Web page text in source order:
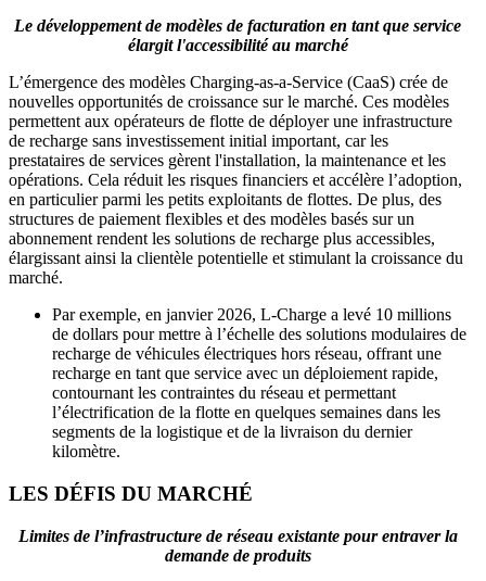
Le développement de modèles de facturation en tant que service
élargit l'accessibilité au marché
L’émergence des modèles Charging-as-a-Service (CaaS) crée de
nouvelles opportunités de croissance sur le marché. Ces modèles
permettent aux opérateurs de flotte de déployer une infrastructure
de recharge sans investissement initial important, car les
prestataires de services gèrent l'installation, la maintenance et les
opérations. Cela réduit les risques financiers et accélère l’adoption,
en particulier parmi les petits exploitants de flottes. De plus, des
structures de paiement flexibles et des modèles basés sur un
abonnement rendent les solutions de recharge plus accessibles,
élargissant ainsi la clientèle potentielle et stimulant la croissance du
marché.
Par exemple, en janvier 2026, L-Charge a levé 10 millions
de dollars pour mettre à l’échelle des solutions modulaires de
recharge de véhicules électriques hors réseau, offrant une
recharge en tant que service avec un déploiement rapide,
contournant les contraintes du réseau et permettant
l’électrification de la flotte en quelques semaines dans les
segments de la logistique et de la livraison du dernier
kilomètre.
LES DÉFIS DU MARCHÉ
Limites de l’infrastructure de réseau existante pour entraver la
demande de produits